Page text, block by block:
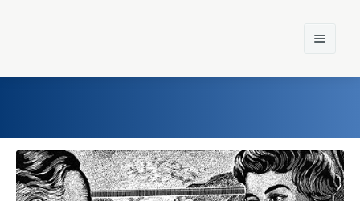
Home
Einst und Heute